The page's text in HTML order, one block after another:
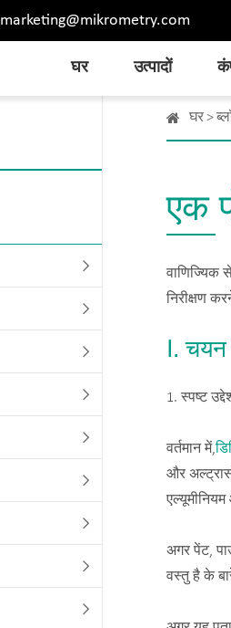
marketing@mikrometry.com
घर उत्पादों
घर
एक
वाणिज्यिक
निरीक्षण
Ⅰ.
1. स्पष्ट
वर्तमान में,
और
अगर पेंट,
वस्तु है के